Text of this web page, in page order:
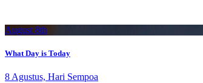
August 8th
What Day is Today
8 Agustus, Hari Sempoa